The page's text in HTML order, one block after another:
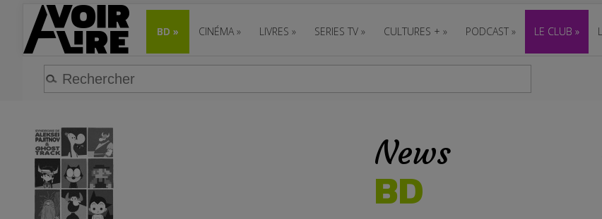
BD » CINÉMA » LIVRES » SERIES TV » CULTURES + » PODCAST » LE CLUB »
News
BD